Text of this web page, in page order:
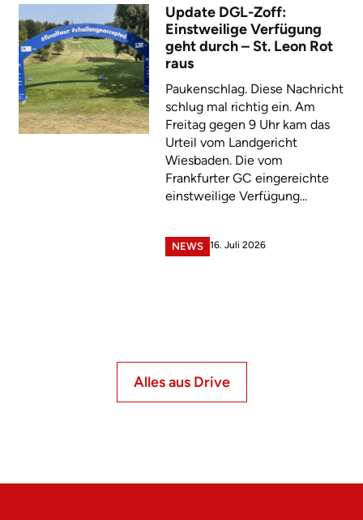
Update DGL-Zoff:
Einstweilige Verfügung
geht durch – St. Leon Rot
raus
Paukenschlag. Diese Nachricht
schlug mal richtig ein. Am
Freitag gegen 9 Uhr kam das
Urteil vom Landgericht
Wiesbaden. Die vom
Frankfurter GC eingereichte
einstweilige Verfügung...
NEWS 16. Juli 2026
Alles aus Drive